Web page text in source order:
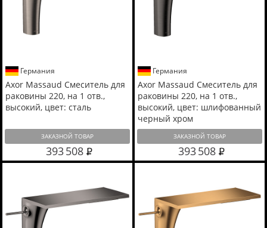
Германия
Axor Massaud Смеситель для
раковины 220, на 1 отв.,
высокий, цвет: сталь
ЗАКАЗНОЙ ТОВАР
393 508
Германия
Axor Massaud Смеситель для
раковины 220, на 1 отв.,
высокий, цвет: шлифованный
черный хром
ЗАКАЗНОЙ ТОВАР
393 508